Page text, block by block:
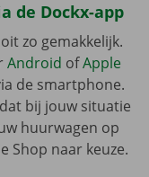
de Dockx-app
zo gemakkelijk.
Android ofApple
de smartphone.
bij jouw situatie
huurwagen op
Shop naar keuze.